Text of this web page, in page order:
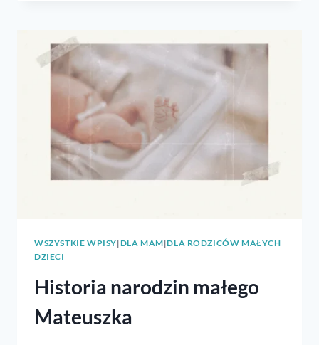
WSZYSTKIE WPISY|DLA MAM|DLA RODZICÓW MAŁYCH
DZIECI
Historia narodzin małego
Mateuszka